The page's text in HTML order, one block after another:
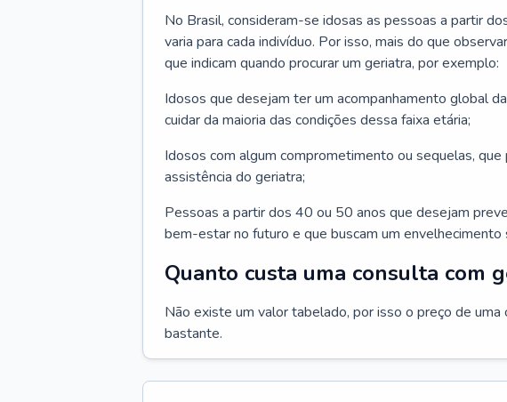
No Brasil, consideram-se idosas as pessoas a partir
varia para cada indivíduo. Por isso, mais do que
que indicam quando procurar um geriatra, por exemplo:
Idosos que desejam ter um acompanhamento global
cuidar da maioria das condições dessa faixa etária;
Idosos com algum comprometimento ou sequelas,
assistência do geriatra;
Pessoas a partir dos 40 ou 50 anos que desejam
bem-estar no futuro e que buscam um envelhecimento
Quanto custa uma consulta com
Não existe um valor tabelado, por isso o preço de
bastante.